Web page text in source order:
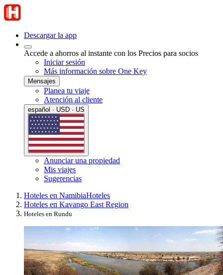
Descargar la app
Accede a ahorros al instante con los Precios para socios
Iniciar sesión
Más información sobre One Key
Mensajes
Planea tu viaje
Atención al cliente
español · USD · US
Anunciar una propiedad
Mis viajes
Sugerencias
Hoteles en NamibiaHoteles
Hoteles en Kavango East Region
Hoteles en Rundu